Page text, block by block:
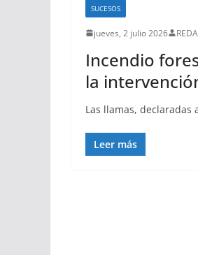
SUCESOS
jueves, 2 julio 2026
Incendio
la
Las llamas,
Leer más